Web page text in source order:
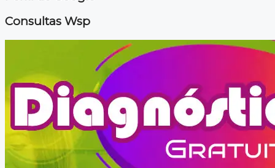
Consultas Wsp